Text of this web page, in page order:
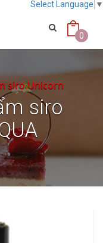
Select Language ▼
0
siro Unicorn
siro